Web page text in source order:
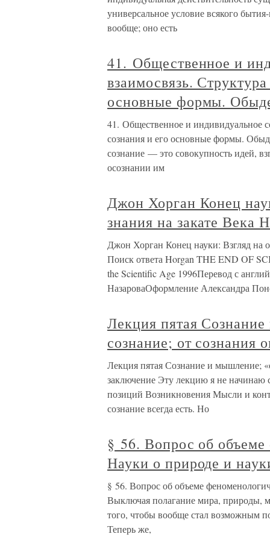
универсальное условие всякого
вообще; оно есть
41. Общественное и
взаимосвязь.
основные формы.
41. Общественное и индивидуальное
сознания и его основные формы.
сознание — это совокупность идей,
осознании им
Джон Хорган Конец
знания на закате Века
Джон Хорган Конец науки: Взгляд на
Поиск ответа Horgan THE END OF
the Scientific Age 1996Перевод с
НазароваОформление Александра
Лекция пятая
сознание; от сознания
Лекция пятая Сознание и мышление;
заключение Эту лекцию я не
позиций Возникновения Мысли и
сознание всегда есть. Но
§ 56. Вопрос об
Науки о природе и
§ 56. Вопрос об объеме
Выключая полагание мира, природы,
того, чтобы вообще стал возможным
Теперь же,